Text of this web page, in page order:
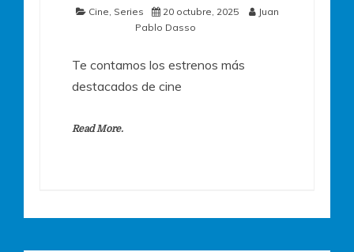
Cine Series 20 octubre, 2025
Juan
Pablo Dasso
Te contamos los estrenos más
destacados de cine
Read More.